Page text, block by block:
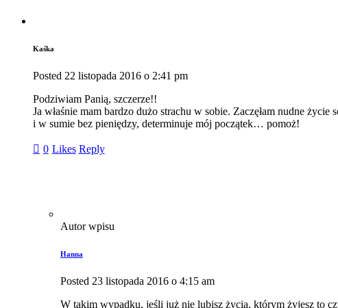
Kaśka
Posted 22 listopada 2016 o 2:41 pm
Podziwiam Panią, szczerze!!
Ja właśnie mam bardzo dużo strachu w sobie. Zaczęłam nudne
i w sumie bez pieniędzy, determinuje mój początek… pomoż!
0 Likes Reply
Autor wpisu
Hanna
Posted 23 listopada 2016 o 4:15 am
W takim wypadku, jeśli już nie lubisz życia, którym żyjesz to